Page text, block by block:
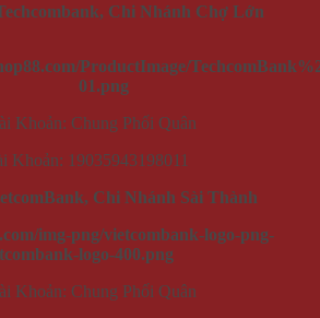
Chi Nhánh Chợ Lớn
Khoản: Chung Phối Quân
Khoản: 19035943198011
Chi Nhánh Sài Thành
Khoản: Chung Phối Quân